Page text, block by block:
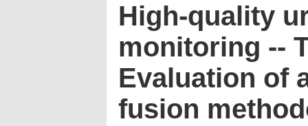
High-quality
monitoring --
Evaluation of
fusion